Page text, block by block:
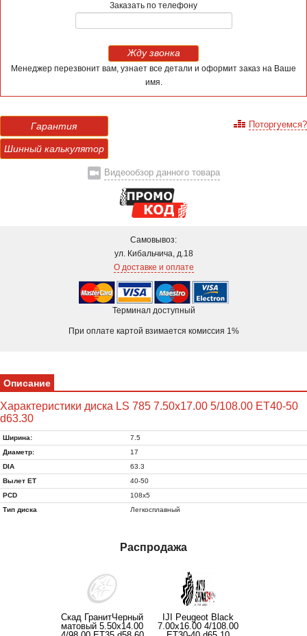
Заказать по телефону
Жду звонка
Менеджер перезвонит вам, узнает все детали и оформит заказ на Ваше
имя.
Гарантия
Шинный калькулятор
Поторгуемся?
Видеообзор данного товара
Самовывоз:
ул. Кибальчича, д.18
О доставке и оплате
Терминал доступный
При оплате картой взимается комиссия 1%
Описание
Характеристики диска LS 785 7.50x17.00 5/108.00 ET40-50
d63.30
Ширина:
7.5
Диаметр:
17
DIA
63.3
Вылет ET
40-50
PCD
108x5
Тип диска
Легкосплавный
Распродажа
Скад ГранитЧерный
матовый 5.50x14.00
IJI Peugeot Black
7.00x16.00 4/108.00